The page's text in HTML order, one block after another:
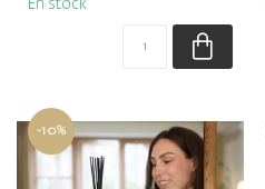
En stock
-10%